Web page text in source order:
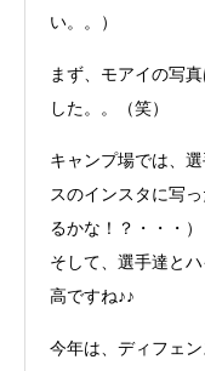
い。。）
まず、モアイの写
した。。（笑）
キャンプ場では、
スのインスタに写
るかな！？・・・）
そして、選手達と
高ですね♪♪
今年は、ディフェ